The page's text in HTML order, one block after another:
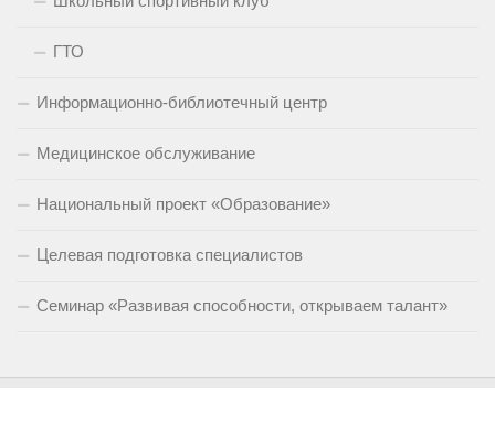
ГТО
Информационно-библиотечный центр
Медицинское обслуживание
Национальный проект «Образование»
Целевая подготовка специалистов
Семинар «Развивая способности, открываем талант»